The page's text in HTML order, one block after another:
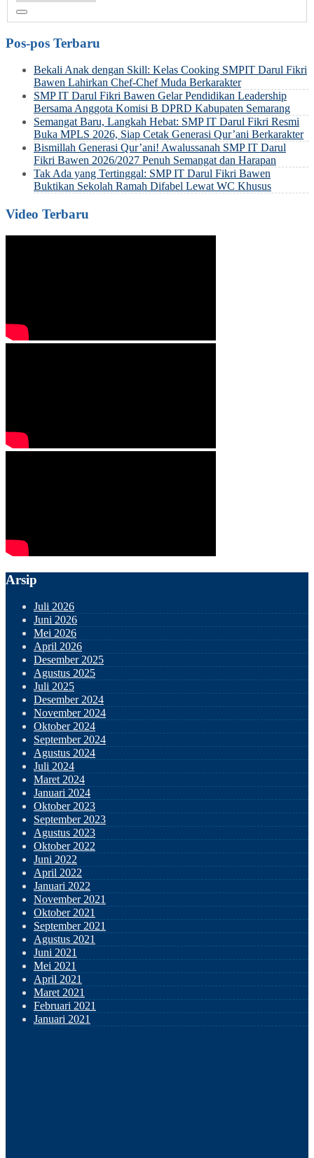
Pos-pos Terbaru
Bekali Anak dengan Skill: Kelas Cooking SMPIT Darul Fikri
Bawen Lahirkan Chef-Chef Muda Berkarakter
SMP IT Darul Fikri Bawen Gelar Pendidikan Leadership
Bersama Anggota Komisi B DPRD Kabupaten Semarang
Semangat Baru, Langkah Hebat: SMP IT Darul Fikri Resmi
Buka MPLS 2026, Siap Cetak Generasi Qur’ani Berkarakter
Bismillah Generasi Qur’ani! Awalussanah SMP IT Darul
Fikri Bawen 2026/2027 Penuh Semangat dan Harapan
Tak Ada yang Tertinggal: SMP IT Darul Fikri Bawen
Buktikan Sekolah Ramah Difabel Lewat WC Khusus
Video Terbaru
Arsip
Juli 2026
Juni 2026
Mei 2026
April 2026
Desember 2025
Agustus 2025
Juli 2025
Desember 2024
November 2024
Oktober 2024
September 2024
Agustus 2024
Juli 2024
Maret 2024
Januari 2024
Oktober 2023
September 2023
Agustus 2023
Oktober 2022
Juni 2022
April 2022
Januari 2022
November 2021
Oktober 2021
September 2021
Agustus 2021
Juni 2021
Mei 2021
April 2021
Maret 2021
Februari 2021
Januari 2021